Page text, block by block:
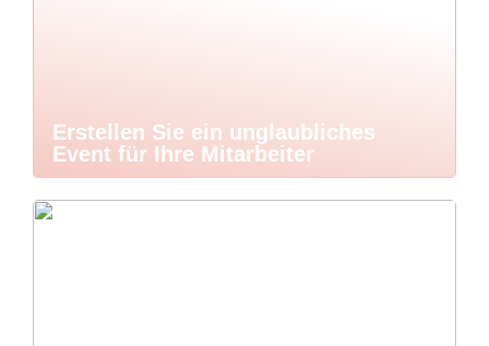
Erstellen Sie ein unglaubliches
Event für Ihre Mitarbeiter